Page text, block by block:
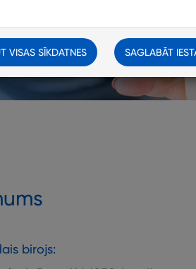
birojs:
VISAS SĪKDATNES SAGLABĀT